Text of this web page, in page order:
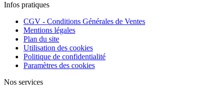
Infos pratiques
CGV - Conditions Générales de Ventes
Mentions légales
Plan du site
Utilisation des cookies
Politique de confidentialité
Paramètres des cookies
Nos services